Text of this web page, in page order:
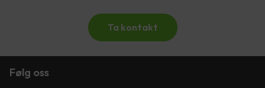
Ta kontakt
Følg oss